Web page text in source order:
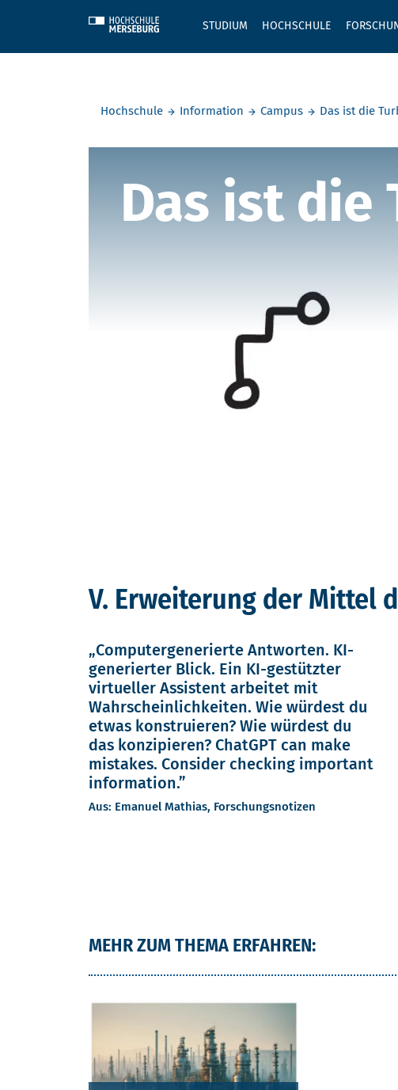
STUDIUM HOCHSCHULE
Hochschule
Information Campus Das ist die
V.Das ist die
V. Erweiterung der Mittel
„Computergenerierte Antworten. KI-
generierter Blick. Ein KI-gestützter
virtueller Assistent arbeitet mit
Wahrscheinlichkeiten. Wie würdest du
etwas konstruieren? Wie würdest du
das konzipieren? ChatGPT can make
mistakes. Consider checking important
information.”
Aus: Emanuel Mathias, Forschungsnotizen
MEHR ZUM THEMA ERFAHREN: